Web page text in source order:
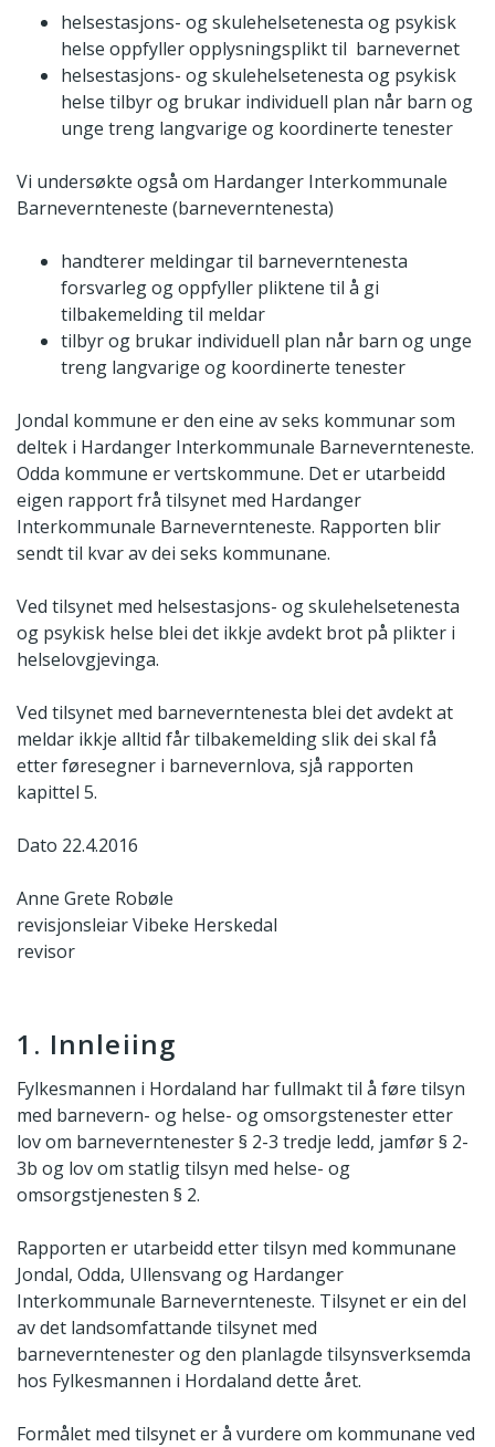
helsestasjons- og skulehelsetenesta og psykisk
helse oppfyller opplysningsplikt til barnevernet
helsestasjons- og skulehelsetenesta og psykisk
helse tilbyr og brukar individuell plan når barn og
unge treng langvarige og koordinerte tenester
Vi undersøkte også om Hardanger Interkommunale
Barnevernteneste (barneverntenesta)
handterer meldingar til barneverntenesta
forsvarleg og oppfyller pliktene til å gi
tilbakemelding til meldar
tilbyr og brukar individuell plan når barn og unge
treng langvarige og koordinerte tenester
Jondal kommune er den eine av seks kommunar som
deltek i Hardanger Interkommunale Barnevernteneste.
Odda kommune er vertskommune. Det er utarbeidd
eigen rapport frå tilsynet med Hardanger
Interkommunale Barnevernteneste. Rapporten blir
sendt til kvar av dei seks kommunane.
Ved tilsynet med helsestasjons- og skulehelsetenesta
og psykisk helse blei det ikkje avdekt brot på plikter i
helselovgjevinga.
Ved tilsynet med barneverntenesta blei det avdekt at
meldar ikkje alltid får tilbakemelding slik dei skal få
etter føresegner i barnevernlova, sjå rapporten
kapittel 5.
Dato 22.4.2016
Anne Grete Robøle
revisjonsleiarVibeke Herskedal
revisor
1. Innleiing
Fylkesmannen i Hordaland har fullmakt til å føre tilsyn
med barnevern- og helse- og omsorgstenester etter
lov om barneverntenester § 2-3 tredje ledd, jamfør § 2-
3b og lov om statlig tilsyn med helse- og
omsorgstjenesten § 2.
Rapporten er utarbeidd etter tilsyn med kommunane
Jondal, Odda, Ullensvang og Hardanger
Interkommunale Barnevernteneste. Tilsynet er ein del
av det landsomfattande tilsynet med
barneverntenester og den planlagde tilsynsverksemda
hos Fylkesmannen i Hordaland dette året.
Formålet med tilsynet er å vurdere om kommunane ved